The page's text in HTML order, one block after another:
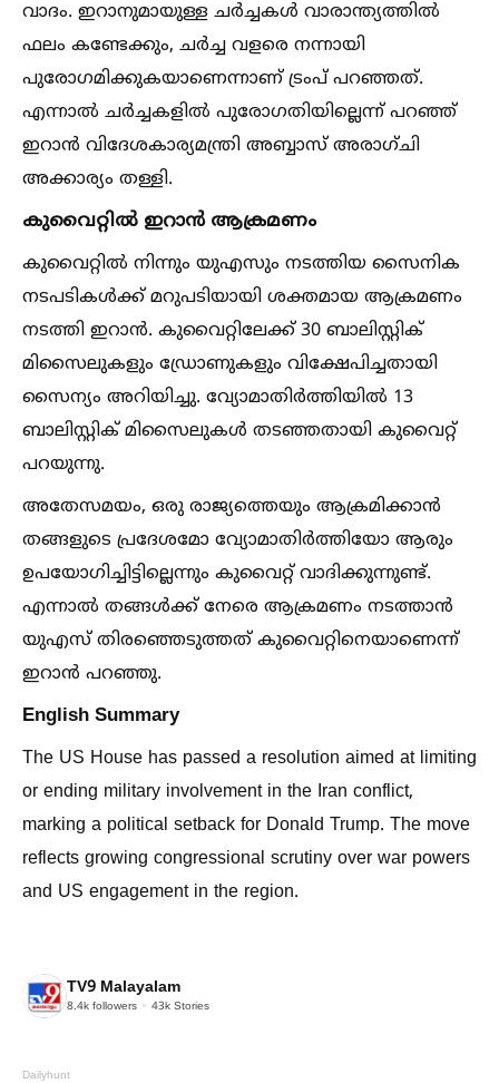
വാദം. ഇറാനുമായുള്ള ചര്‍ച്ചകള്‍ വാരാന്ത്യത്തില്‍
ഫലം കണ്ടേക്കും, ചര്‍ച്ച വളരെ നന്നായി
പുരോഗമിക്കുകയാണെന്നാണ് ട്രംപ് പറഞ്ഞത്.
എന്നാല്‍ ചര്‍ച്ചകളില്‍ പുരോഗതിയില്ലെന്ന് പറഞ്ഞ്
ഇറാന്‍ വിദേശകാര്യമന്ത്രി അബ്ബാസ് അരാഗ്ചി
അക്കാര്യം തള്ളി.
കുവൈറ്റില്‍ ഇറാന്‍ ആക്രമണം
കുവൈറ്റില്‍ നിന്നും യുഎസും നടത്തിയ സൈനിക
നടപടികള്‍ക്ക് മറുപടിയായി ശക്തമായ ആക്രമണം
നടത്തി ഇറാന്‍. കുവൈറ്റിലേക്ക് 30 ബാലിസ്റ്റിക്
മിസൈലുകളും ഡ്രോണുകളും വിക്ഷേപിച്ചതായി
സൈന്യം അറിയിച്ചു. വ്യോമാതിര്‍ത്തിയില്‍ 13
ബാലിസ്റ്റിക് മിസൈലുകള്‍ തടഞ്ഞതായി കുവൈറ്റ്
പറയുന്നു.
അതേസമയം, ഒരു രാജ്യത്തെയും ആക്രമിക്കാന്‍
തങ്ങളുടെ പ്രദേശമോ വ്യോമാതിര്‍ത്തിയോ ആരും
ഉപയോഗിച്ചിട്ടില്ലെന്നും കുവൈറ്റ് വാദിക്കുന്നുണ്ട്.
എന്നാല്‍ തങ്ങള്‍ക്ക് നേരെ ആക്രമണം നടത്താന്‍
യുഎസ് തിരഞ്ഞെടുത്തത് കുവൈറ്റിനെയാണെന്ന്
ഇറാന്‍ പറഞ്ഞു.
English Summary
The US House has passed a resolution aimed at limiting
or ending military involvement in the Iran conflict,
marking a political setback for Donald Trump. The move
reflects growing congressional scrutiny over war powers
and US engagement in the region.
TV9 Malayalam
8.4k followers 43k Stories
Dailyhunt